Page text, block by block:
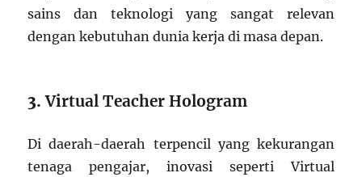
sains dan teknologi yang sangat relevan
dengan kebutuhan dunia kerja di masa depan.
3.Virtual Teacher Hologram
Di daerah-daerah terpencil yang kekurangan
tenaga pengajar, inovasi seperti Virtual